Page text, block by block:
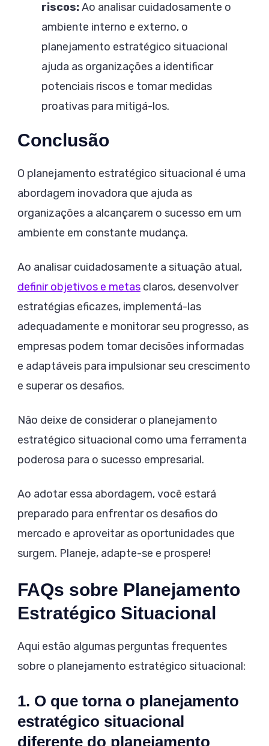
riscos:Ao analisar cuidadosamente o
ambiente interno e externo, o
planejamento estratégico situacional
ajuda as organizações a identificar
potenciais riscos e tomar medidas
proativas para mitigá-los.
Conclusão
O planejamento estratégico situacional é uma
abordagem inovadora que ajuda as
organizações a alcançarem o sucesso em um
ambiente em constante mudança.
Ao analisar cuidadosamente a situação atual,
definir objetivos e metas claros, desenvolver
estratégias eficazes, implementá-las
adequadamente e monitorar seu progresso, as
empresas podem tomar decisões informadas
e adaptáveis para impulsionar seu crescimento
e superar os desafios.
Não deixe de considerar o planejamento
estratégico situacional como uma ferramenta
poderosa para o sucesso empresarial.
Ao adotar essa abordagem, você estará
preparado para enfrentar os desafios do
mercado e aproveitar as oportunidades que
surgem. Planeje, adapte-se e prospere!
FAQs sobre Planejamento
Estratégico Situacional
Aqui estão algumas perguntas frequentes
sobre o planejamento estratégico situacional:
1. O que torna o planejamento
estratégico situacional
diferente do planejamento